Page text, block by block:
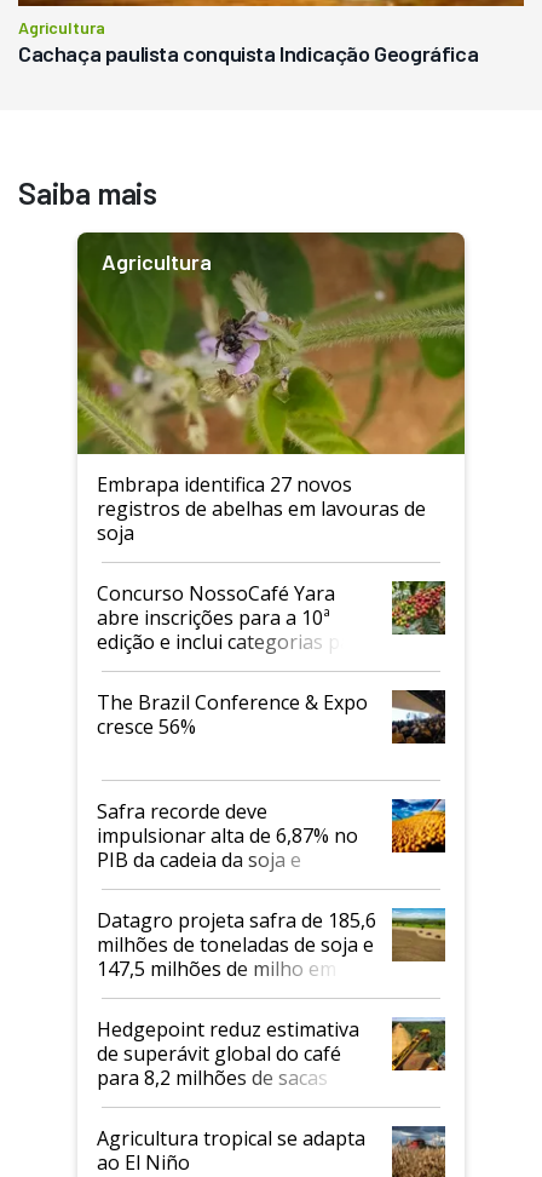
Agricultura
Cachaça paulista conquista Indicação Geográfica
Saiba mais
Agricultura
Embrapa identifica 27 novos
registros de abelhas em lavouras de
soja
Concurso NossoCafé Yara
abre inscrições para a 10ª
edição e inclui categorias para
cafés Canephora
The Brazil Conference & Expo
cresce 56%
Safra recorde deve
impulsionar alta de 6,87% no
PIB da cadeia da soja e
biodiesel em 2026
Datagro projeta safra de 185,6
milhões de toneladas de soja e
147,5 milhões de milho em
2026/27
Hedgepoint reduz estimativa
de superávit global do café
para 8,2 milhões de sacas
Agricultura tropical se adapta
ao El Niño